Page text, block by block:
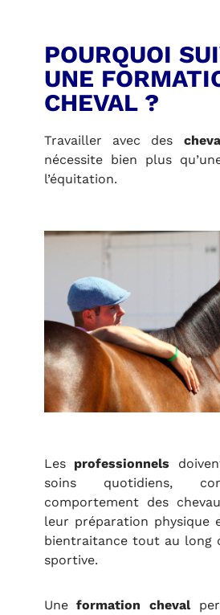
POURQUOI
UNE
CHEVAL ?
Travailler avec des
nécessite bien plus
l’équitation.
Les professionnels
soins quotidiens,
comportement des
leur préparation physique
bientraitance tout au long
sportive.
Uneformation cheval